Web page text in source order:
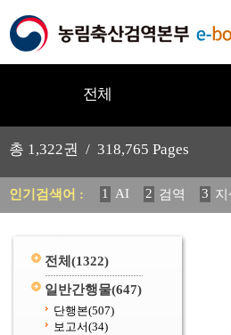
전체
총 1,322권 / 318,765 Pages
인기검색어 : 1 AI 2 검역 3
11 2025 12 중독성
전체 (1322)
일반간행물(647)
단행본(507)
보고서(34)